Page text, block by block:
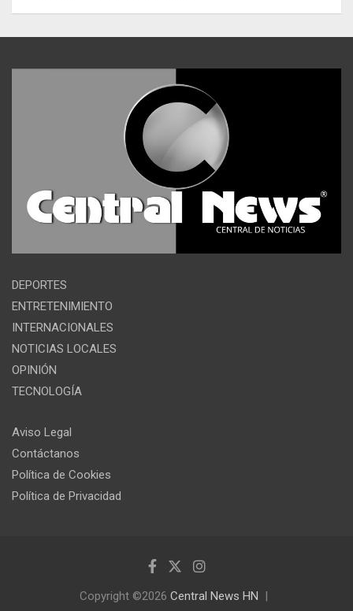
DEPORTES
ENTRETENIMIENTO
INTERNACIONALES
NOTICIAS LOCALES
OPINIÓN
TECNOLOGÍA
Aviso Legal
Contáctanos
Política de Cookies
Política de Privacidad
Copyright ©2026 Central News HN